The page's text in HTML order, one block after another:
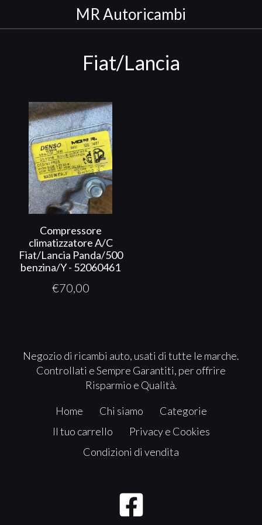
MR Autoricambi
Fiat/Lancia
Compressore
climatizzatore A/C
Fiat/Lancia Panda/500
benzina/Y - 52060461
€70,00
Negozio di ricambi auto, usati di tutte le marche.
Controllati e Sempre Garantiti, per offrire
Risparmio e Qualità.
Home Chi siamo
Categorie
Il tuo carrello
Privacy e Cookies
Condizioni di vendita